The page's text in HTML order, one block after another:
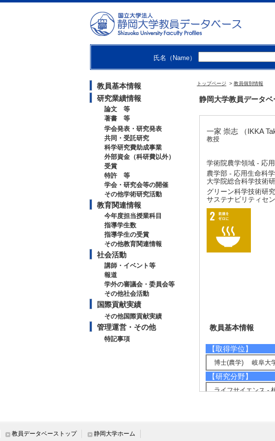
氏名（Name）
教員基本情報
研究業績情報
論文 等
著書 等
学会発表・研究発表
共同・受託研究
科学研究費助成事業
外部資金（科研費以外）
受賞
特許 等
学会・研究会等の開催
その他学術研究活動
教育関連情報
今年度担当授業科目
指導学生数
指導学生の受賞
その他教育関連情報
社会活動
講師・イベント等
報道
学外の審議会・委員会等
その他社会活動
国際貢献実績
その他国際貢献実績
管理運営・その他
特記事項
トップページ > 教員個別情報
静岡大学教員データ
一家 崇志 （IKKA
教授
学術院農学領域 - 応
農学部 - 応用生命科
大学院総合科学技術
グリーン科学技術研
サステナビリティセ
教員基本情報
【取得学位】
博士(農学) 岐阜大
【研究分野】
ライフサイエンス -
教員データベーストップ 静岡大学ホーム